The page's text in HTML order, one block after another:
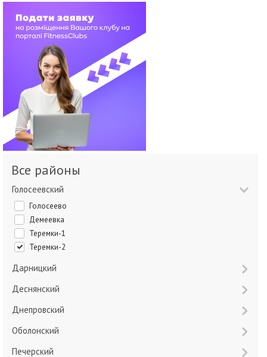
Все районы
Голосеевский
Голосеево
Демеевка
Теремки-1
Теремки-2
Дарницкий
Деснянский
Днепровский
Оболонский
Печерский